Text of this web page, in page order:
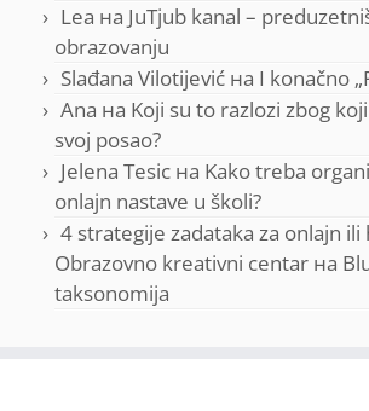
Lea на JuTjub kanal –
obrazovanju
Slađana Vilotijević на I konačno
Ana на Koji su to razlozi zbog
svoj posao?
Jelena Tesic на Kako treba
onlajn nastave u školi?
4 strategije zadataka za onlajn
Obrazovno kreativni centar на
taksonomija